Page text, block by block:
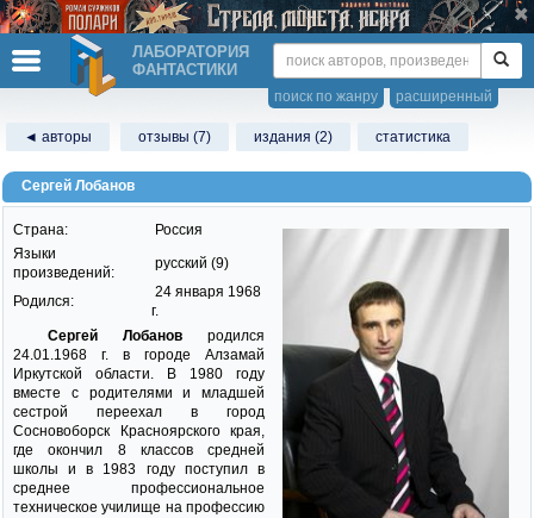
ЛАБОРАТОРИЯ
ФАНТАСТИКИ
расширенный
поиск по жанру
◄ авторы отзывы (7) издания (2) статистика
Сергей Лобанов
Страна:
Россия
Языки
произведений:
русский (9)
Родился:
24 января 1968
г.
Сергей Лобановродился
24.01.1968 г. в городе Алзамай
Иркутской области. В 1980 году
вместе с родителями и младшей
сестрой переехал в город
Сосновоборск Красноярского края,
где окончил 8 классов средней
школы и в 1983 году поступил в
среднее профессиональное
техническое училище на профессию